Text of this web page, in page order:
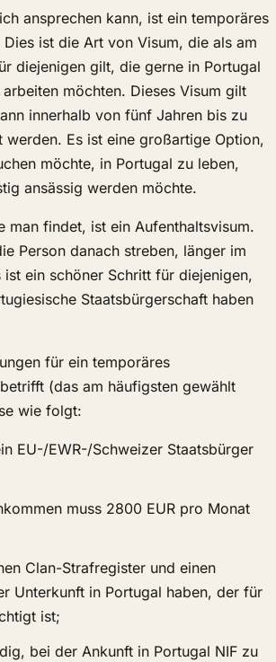
ansprechen kann, ist ein temporäres
ist die Art von Visum, die als am
diejenigen gilt, die gerne in Portugal
möchten. Dieses Visum gilt
innerhalb von fünf Jahren bis zu
werden. Es ist eine großartige Option,
möchte, in Portugal zu leben,
ansässig werden möchte.
man findet, ist ein Aufenthaltsvisum.
Person danach streben, länger im
ist ein schöner Schritt für diejenigen,
Staatsbürgerschaft haben
für ein temporäres
(das am häufigsten gewählt
wie folgt:
EU-/EWR-/Schweizer Staatsbürger
muss 2800 EUR pro Monat
Clan-Strafregister und einen
Unterkunft in Portugal haben, der für
ist;
bei der Ankunft in Portugal NIF zu